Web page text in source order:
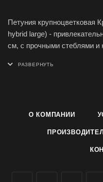
Петуния крупноцветковая
hybrid large) -
см, с прочными стеблями и
балконов, групповых
теплолюбивое,
Выращивание: Посев на
О КОМПАНИИ